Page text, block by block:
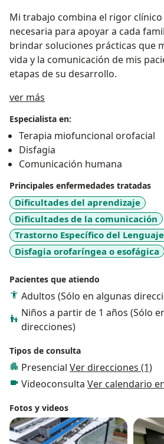
Mi trabajo combina el rigor
necesaria para apoyar a cada
brindar soluciones prácticas que
vida y la comunicación de mis
etapas de su desarrollo.
ver más
Especialista en:
Terapia miofuncional orofacial
Disfagia
Comunicación humana
Principales enfermedades tratadas
Dificultades del aprendizaje
Dificultades de la comunicación
Trastorno Específico del Lenguaje
Disfagia orofaríngea o esofágica
Pacientes que atiendo
Adultos (Sólo en algunas
Niños a partir de 1 años (Sólo
direcciones)
Tipos de consulta
Presencial Ver direcciones (1)
Videoconsulta Ver calendario
Fotos y videos